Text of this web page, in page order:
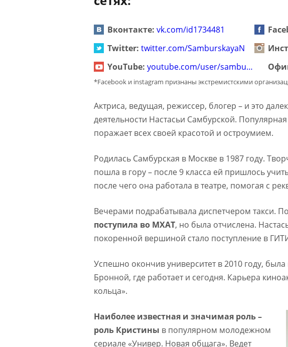
Вконтакте: vk.com/id1734481
Twitter: twitter.com/SamburskayaN
YouTube: youtube.com/user/sambu…
*Facebook и instagram признаны экстремистскими
Актриса, ведущая, режиссер, блогер – и это
деятельности Настасьи Самбурской.
поражает всех своей красотой и остроумием.
Родилась Самбурская в Москве в 1987 году.
пошла в гору – после 9 класса ей пришлось
после чего она работала в театре, помогая с
Вечерами подрабатывала диспетчером такси.
поступила во МХАТ, но была отчислена.
покоренной вершиной стало поступление в
Успешно окончив университет в 2010 году,
Бронной, где работает и сегодня. Карьера
кольца».
Наиболее известная и значимая роль –
роль Кристины в популярном молодежном
сериале «Универ. Новая общага». Ведет